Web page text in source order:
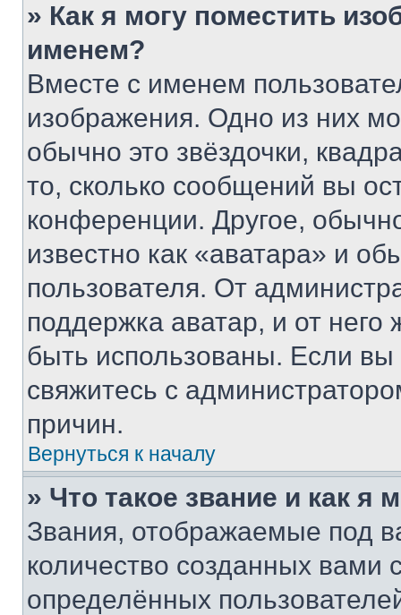
» Как я могу поместить
именем?
Вместе с именем
изображения. Одно из них
обычно это звёздочки,
то, сколько сообщений вы
конференции. Другое,
известно как «аватара» и
пользователя. От
поддержка аватар, и от него
быть использованы. Если
свяжитесь с
причин.
Вернуться к началу
» Что такое звание и как я
Звания, отображаемые под
количество созданных
определённых